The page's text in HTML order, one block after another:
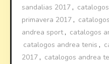
sandalias 2017 ,
primavera 2017 ,
andrea sport, catalogos
catalogos andrea tenis ,
2017 , catalogos andrea